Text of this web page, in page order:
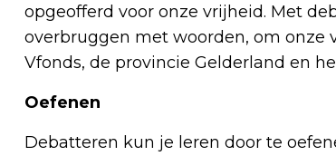
opgeofferd voor onze vrijheid. Met
overbruggen met woorden, om onze
Vfonds, de provincie Gelderland en
Oefenen
Debatteren kun je leren door te